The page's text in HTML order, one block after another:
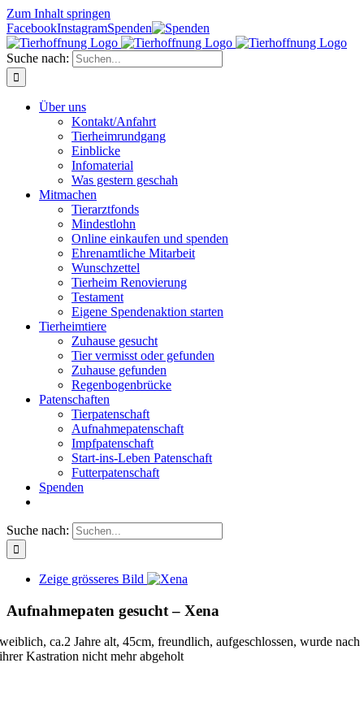
Zum Inhalt springen
FacebookInstagramSpenden
Suche nach:
Über uns
Kontakt/Anfahrt
Tierheimrundgang
Einblicke
Infomaterial
Was gestern geschah
Mitmachen
Tierarztfonds
Mindestlohn
Online einkaufen und spenden
Ehrenamtliche Mitarbeit
Wunschzettel
Tierheim Renovierung
Testament
Eigene Spendenaktion starten
Tierheimtiere
Zuhause gesucht
Tier vermisst oder gefunden
Zuhause gefunden
Regenbogenbrücke
Patenschaften
Tierpatenschaft
Aufnahmepatenschaft
Impfpatenschaft
Start-ins-Leben Patenschaft
Futterpatenschaft
Spenden
Suche nach:
Zeige grösseres Bild
Aufnahmepaten gesucht – Xena
weiblich, ca.2 Jahre alt, 45cm, freundlich, aufgeschlossen, wurde nach
ihrer Kastration nicht mehr abgeholt